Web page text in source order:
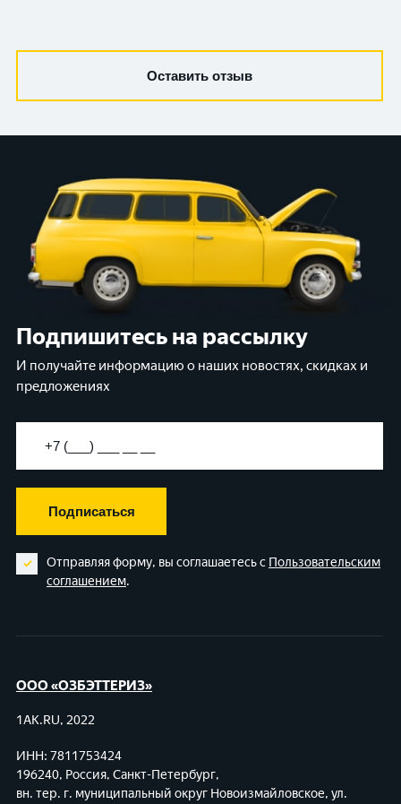
Оставить отзыв
Подпишитесь на рассылку
И получайте информацию о наших новостях, скидках и
предложениях
Подписаться
Отправляя форму, вы соглашаетесь с Пользовательским
соглашением.
ООО «ОЗБЭТТЕРИЗ»
1AK.RU, 2022
ИНН: 7811753424
196240, Россия, Санкт-Петербург,
вн. тер. г. муниципальный округ Новоизмайловское, ул.